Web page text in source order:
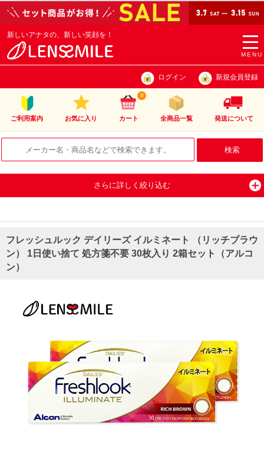
MENU
新しいアナタの、新しい笑顔を！
ログイン 新規会員登録
ご利用案内 お気に入り カート
0
全商品一覧 発送について
さらに詳しく絞り込む
フレッシュルック デイリーズ イルミネート （リッチブラウ
ン） 1日使い捨て 処方箋不要 30枚入り 2箱セット（アルコ
ン）